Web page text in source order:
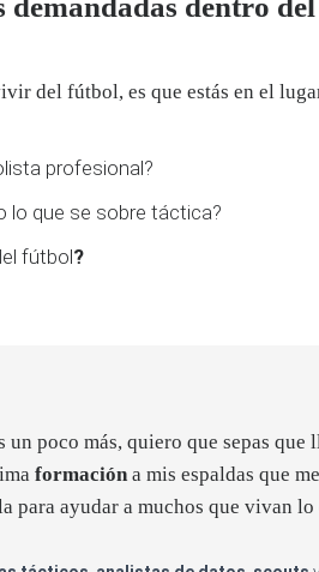
demandadas dentro del
del fútbol, es que estás en el
profesional?
lo que se sobre táctica?
fútbol?
un poco más, quiero que sepas
formacióna mis espaldas que
para ayudar a muchos que vivan